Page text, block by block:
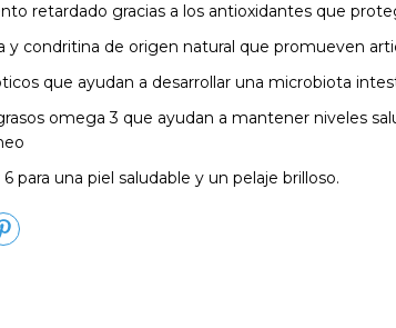
retardado gracias a los antioxidantes que
y condritina de origen natural que promueven
que ayudan a desarrollar una microbiota
omega 3 que ayudan a mantener niveles
para una piel saludable y un pelaje brilloso.